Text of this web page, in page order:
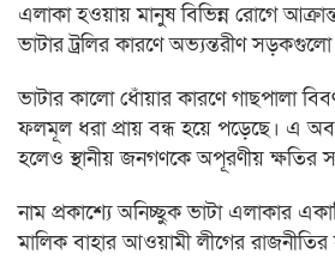
এলাকা হওয়ায় মানুষ বিভিন্ন রোগে
ভাটার ট্রলির কারণে অভ্যন্তরীণ সড়কগুলো
ভাটার কালো ধোঁয়ার কারণে গাছপালা
ফলমূল ধরা প্রায় বন্ধ হয়ে পড়েছে। এ
হলেও স্থানীয় জনগণকে অপূরণীয় ক্ষতির
নাম প্রকাশ্যে অনিচ্ছুক ভাটা এলাকার
মালিক বাহার আওয়ামী লীগের